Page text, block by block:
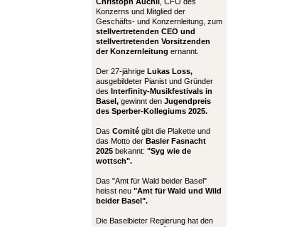
Konzerns und Mitglied der
Geschäfts- und Konzernleitung, zum
stellvertretenden CEO und
stellvertretenden Vorsitzenden
der Konzernleitung ernannt.
Der 27-jährige Lukas Loss,
ausgebildeter Pianist und Gründer
des Interfinity-Musikfestivals in
Basel, gewinnt den Jugendpreis
des Sperber-Kollegiums 2025.
Das Comité gibt die Plakette und
das Motto der Basler Fasnacht
2025 bekannt: "Syg wie de
wottsch".
Das "Amt für Wald beider Basel"
heisst neu "Amt für Wald und Wild
beider Basel".
Die Baselbieter Regierung hat den